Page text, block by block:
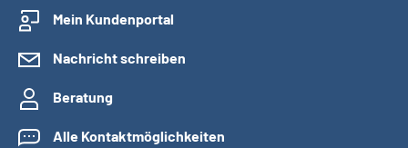
Mein Kundenportal
Nachricht schreiben
Beratung
Alle Kontaktmöglichkeiten